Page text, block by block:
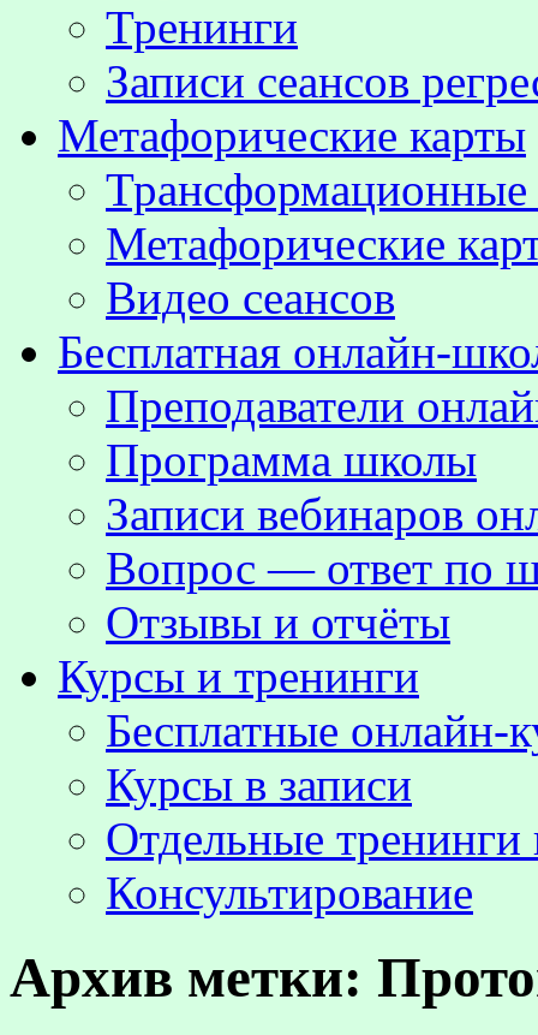
Тренинги
Записи сеансов
Метафорические карты
Метафорические
Видео сеансов
Бесплатная онлайн-
Преподаватели
Программа школы
Записи вебинаров
Вопрос — ответ по
Отзывы и отчёты
Курсы и тренинги
Бесплатные онлайн-
Курсы в записи
Отдельные тренинги
Консультирование
Архив метки: